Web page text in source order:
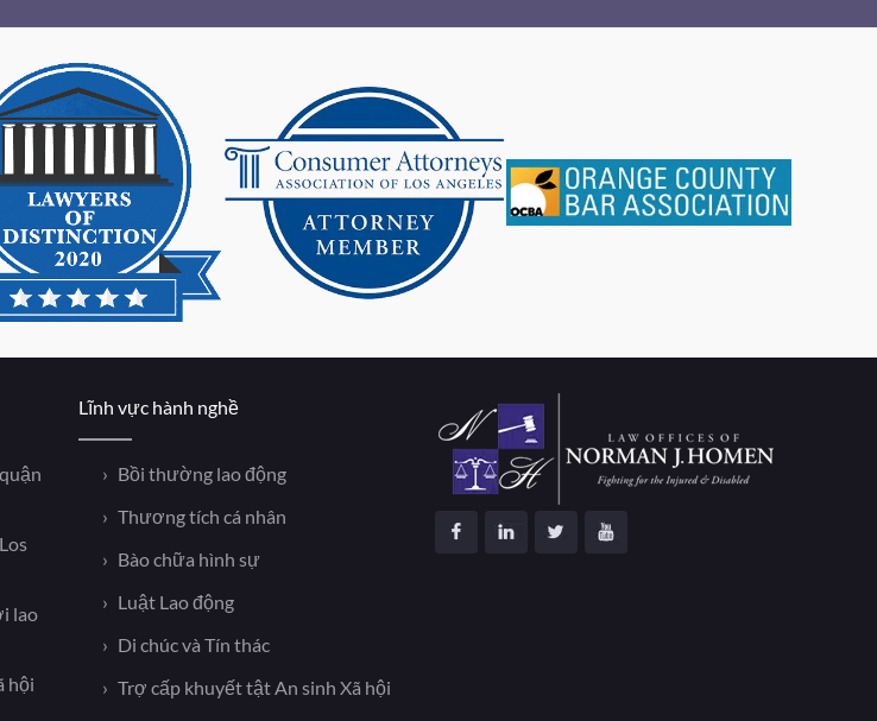
lao
hội
Lĩnh vực hành nghề
Bồi thường lao động
Thương tích cá nhân
Bào chữa hình sự
Luật Lao động
Di chúc và Tín thác
Trợ cấp khuyết tật An sinh Xã hội